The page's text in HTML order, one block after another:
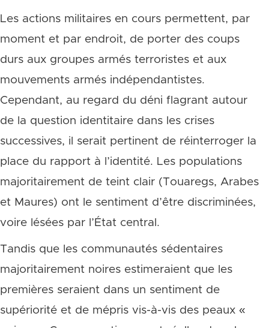
Les actions militaires en cours permettent, par
moment et par endroit, de porter des coups
durs aux groupes armés terroristes et aux
mouvements armés indépendantistes.
Cependant, au regard du déni flagrant autour
de la question identitaire dans les crises
successives, il serait pertinent de réinterroger la
place du rapport à l’identité. Les populations
majoritairement de teint clair (Touaregs, Arabes
et Maures) ont le sentiment d’être discriminées,
voire lésées par l’État central.
Tandis que les communautés sédentaires
majoritairement noires estimeraient que les
premières seraient dans un sentiment de
supériorité et de mépris vis-à-vis des peaux «